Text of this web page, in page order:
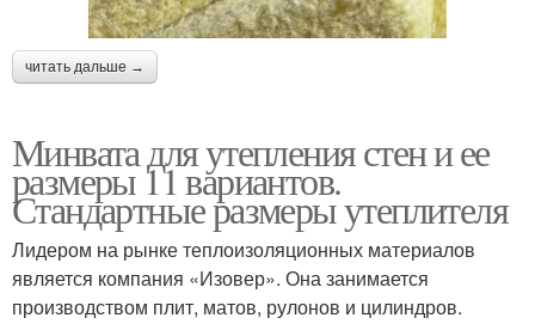
читать дальше →
Минвата для утепления стен и ее
размеры 11 вариантов.
Стандартные размеры утеплителя
Лидером на рынке теплоизоляционных материалов
является компания «Изовер». Она занимается
производством плит, матов, рулонов и цилиндров.